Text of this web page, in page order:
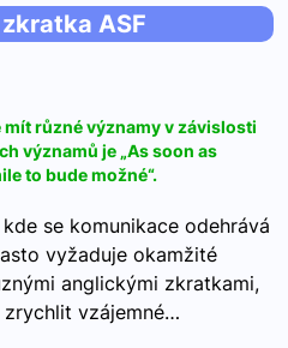
ASF
mít různé významy v závislosti
významů je „As soon as
to bude možné“.
se komunikace odehrává
vyžaduje okamžité
anglickými zkratkami,
zrychlit vzájemné…